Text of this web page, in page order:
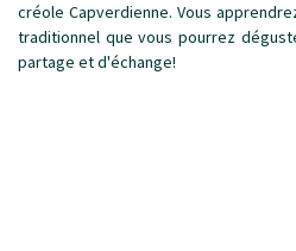
créole Capverdienne. Vous
traditionnel que vous pourrez
partage et d'échange!